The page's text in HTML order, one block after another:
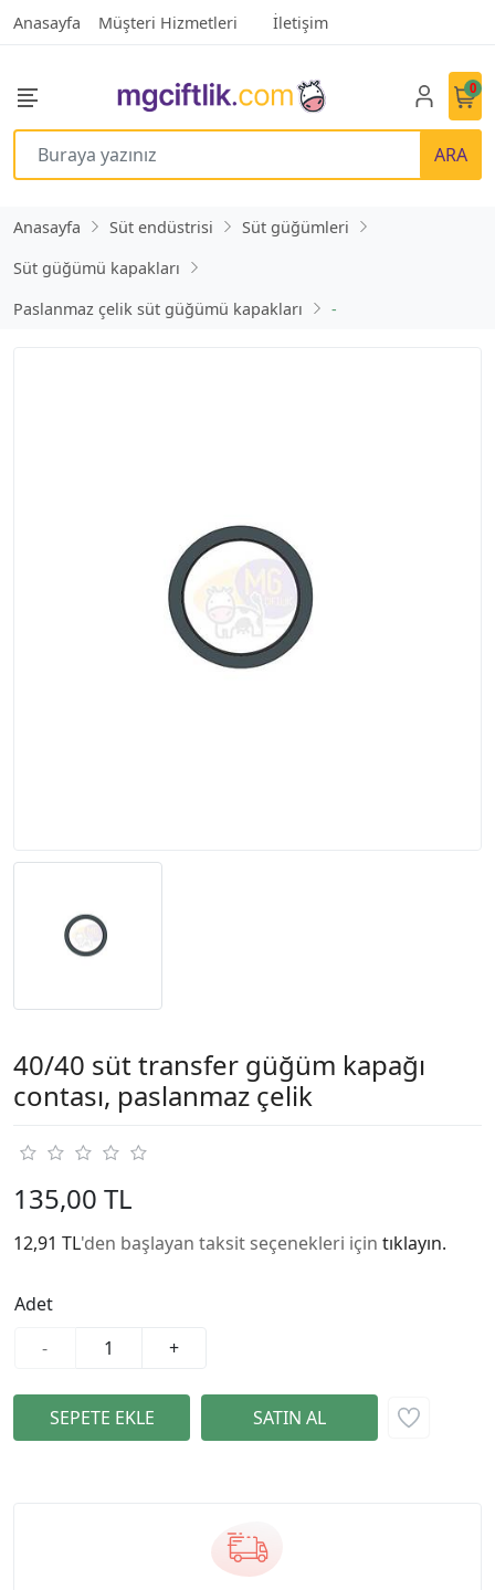
Anasayfa Müşteri Hizmetleri İletişim
ARA
0
Anasayfa Süt endüstrisi
Süt güğümleri
Süt güğümü kapakları
Paslanmaz çelik süt güğümü kapakları
-
40/40 süt transfer güğüm kapağı
contası, paslanmaz çelik
135,00 TL
12,91 TL'den başlayan taksit seçenekleri için tıklayın.
Adet
-
+